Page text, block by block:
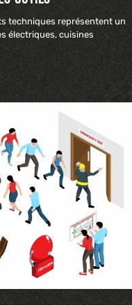
techniques représentent un
électriques, cuisines